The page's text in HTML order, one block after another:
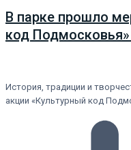
В парке прошло
код
История, традиции и
акции «Культурный код